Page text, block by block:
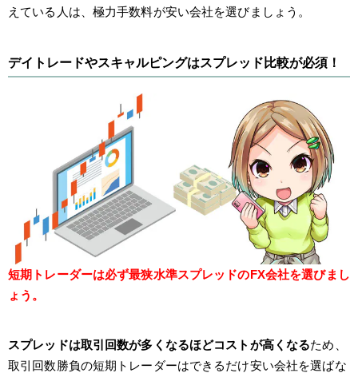
えている人は、極力手数料が安い会社を選びましょう。
デイトレードやスキャルピングはスプレッド比較が必須！
短期トレーダーは必ず最狭水準スプレッドのFX会社を選びまし
ょう。
スプレッドは取引回数が多くなるほどコストが高くなるため、
取引回数勝負の短期トレーダーはできるだけ安い会社を選ばな